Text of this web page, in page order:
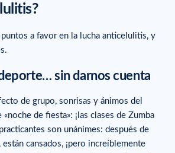
puntos a favor en la lucha anticelulitis, y
sin darnos cuenta
de grupo, sonrisas y ánimos del
de fiesta»: ¡las clases de Zumba
son unánimes: después de
están cansados, ¡pero increíblemente